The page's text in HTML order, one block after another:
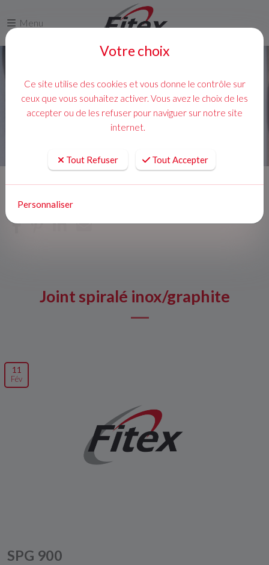
Menu
Joint spiralé inox/graphite
11
Fév
SPG 900
Votre choix
Ce site utilise des cookies et vous donne le contrôle sur
ceux que vous souhaitez activer. Vous avez le choix de les
accepter ou de les refuser pour naviguer sur notre site
internet.
Tout Refuser Tout Accepter
Personnaliser